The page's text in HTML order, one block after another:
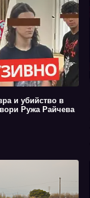
и убийство в
Ружа Райчева